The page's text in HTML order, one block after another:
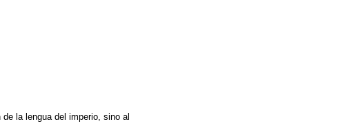
la lengua del imperio, sino al